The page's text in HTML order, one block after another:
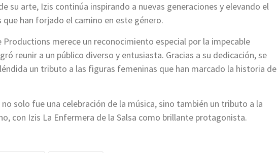
su arte, Izis continúa inspirando a nuevas generaciones y elevando el
han forjado el camino en este género.
Productions merece un reconocimiento especial por la impecable
reunir a un público diverso y entusiasta. Gracias a su dedicación, se
un tributo a las figuras femeninas que han marcado la historia de
solo fue una celebración de la música, sino también un tributo a la
con Izis La Enfermera de la Salsa como brillante protagonista.